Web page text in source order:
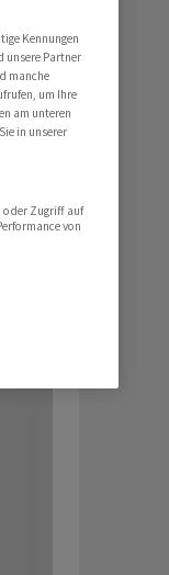
Kennungen
unsere Partner
manche
um Ihre
am unteren
in unserer
oder Zugriff auf
von